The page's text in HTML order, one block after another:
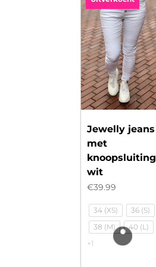
Jewelly jeans
met
knoopsluiting
wit
€39.99
34 (XS)
36 (S)
38 (M)
40 (L)
+1